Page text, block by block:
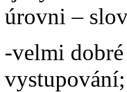
úrovni –
-velmi
vystupování;